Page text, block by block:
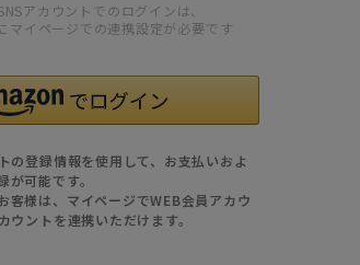
アカウントでのログインは、
マイページでの連携設定が必要です
登録情報を使用して、お支払いおよ
が可能です。
客様は、マイページでWEB会員アカウ
ントを連携いただけます。